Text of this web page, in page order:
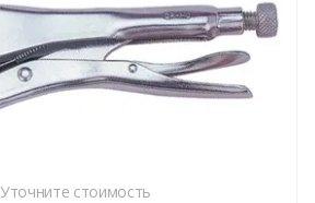
Уточните стоимость